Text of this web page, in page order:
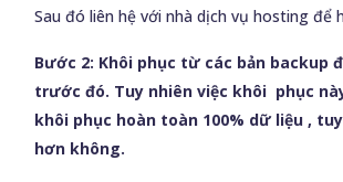
Sau đó liên hệ với nhà dịch vụ hosting để
Bước 2: Khôi phục từ các bản backup
trước đó. Tuy nhiên việc khôi phục
khôi phục hoàn toàn 100% dữ liệu ,
hơn không.